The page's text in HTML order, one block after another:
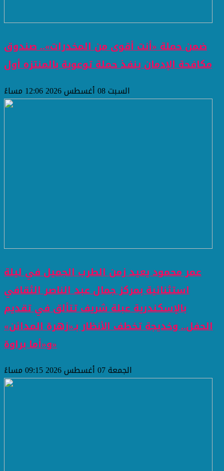
ضمن حملة «أنت أقوى من المخدرات».. صندوق
مكافحة الإدمان ينفذ حملة توعوية بالمنتزه أول
السبت 08 أغسطس 2026 12:06 مساءً
عمر محمود يعيد زمن الطرب الجميل في ليلة
استثنائية بمركز جمال عبد الناصر الثقافي
بالإسكندرية عبلة شريف تتألق في تقديم
الحفل.. وخديجة تخطف الأنظار بـ«زهرة المدائن»
و«أما براوة»
الجمعة 07 أغسطس 2026 09:15 مساءً